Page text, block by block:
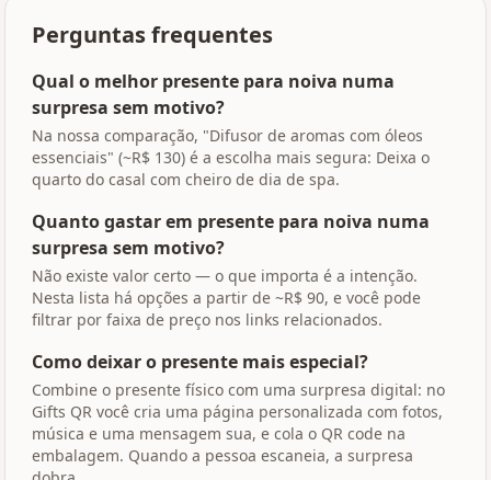
Perguntas frequentes
Qual o melhor presente para noiva numa
surpresa sem motivo?
Na nossa comparação, "Difusor de aromas com óleos
essenciais" (~R$ 130) é a escolha mais segura: Deixa o
quarto do casal com cheiro de dia de spa.
Quanto gastar em presente para noiva numa
surpresa sem motivo?
Não existe valor certo — o que importa é a intenção.
Nesta lista há opções a partir de ~R$ 90, e você pode
filtrar por faixa de preço nos links relacionados.
Como deixar o presente mais especial?
Combine o presente físico com uma surpresa digital: no
Gifts QR você cria uma página personalizada com fotos,
música e uma mensagem sua, e cola o QR code na
embalagem. Quando a pessoa escaneia, a surpresa